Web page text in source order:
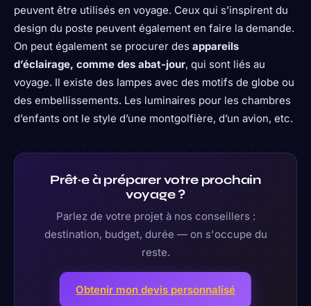
peuvent être utilisés en voyage. Ceux qui s’inspirent du
design du poste peuvent également en faire la demande.
On peut également se procurer des appareils
d’éclairage, comme des abat-jour, qui sont liés au
voyage. Il existe des lampes avec des motifs de globe ou
des embellissements. Les luminaires pour les chambres
d’enfants ont le style d’une montgolfière, d’un avion, etc.
Prêt·e à préparer votre prochain
voyage ?
Parlez de votre projet à nos conseillers :
destination, budget, durée — on s'occupe du
reste.
Obtenir mon devis personnalisé